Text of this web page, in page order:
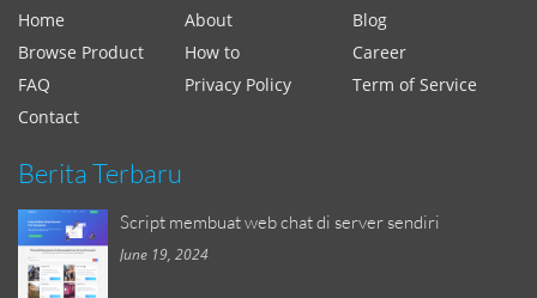
Home About
Blog
Browse Product
How to
Career
FAQ
Privacy Policy
Term of Service
Contact
Berita Terbaru
Script membuat web chat di server sendiri
June 19, 2024